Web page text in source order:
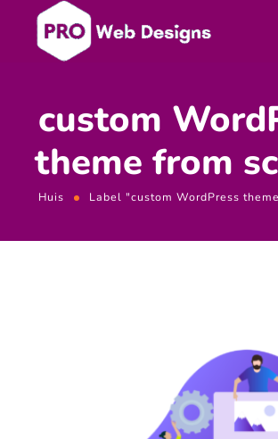
custom
theme from
Huis Label "custom WordPress